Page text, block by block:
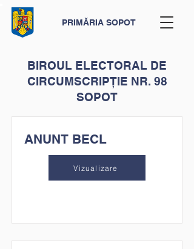
PRIMĂRIA SOPOT
BIROUL ELECTORAL DE
CIRCUMSCRIPȚIE NR. 98
SOPOT
ANUNT BECL
Vizualizare